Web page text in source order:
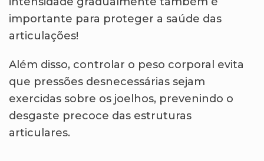
importante para proteger a saúde das
articulações!
Além disso, controlar o peso corporal evita
que pressões desnecessárias sejam
exercidas sobre os joelhos, prevenindo o
desgaste precoce das estruturas
articulares.